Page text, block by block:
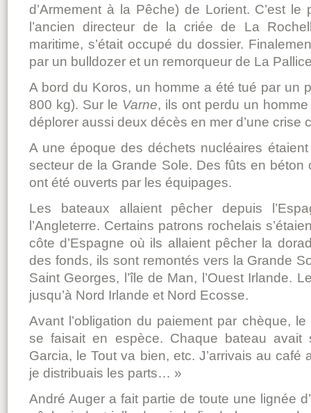
d’Armement à la Pêche) de Lorient. C’est
l’ancien directeur de la criée de La
maritime, s’était occupé du dossier.
par un bulldozer et un remorqueur de La
A bord du Koros, un homme a été tué par un
800 kg). Sur le Varne, ils ont perdu un
déplorer aussi deux décès en mer d’une crise
A une époque des déchets nucléaires
secteur de la Grande Sole. Des fûts en béton
ont été ouverts par les équipages.
Les bateaux allaient pêcher depuis
l’Angleterre. Certains patrons rochelais
côte d’Espagne où ils allaient pêcher la
des fonds, ils sont remontés vers la Grande
Saint Georges, l’île de Man, l’Ouest Irlande.
jusqu’à Nord Irlande et Nord Ecosse.
Avant l’obligation du paiement par chèque,
se faisait en espèce. Chaque bateau avait
Garcia, le Tout va bien, etc. J’arrivais au café
je distribuais les parts… »
André Auger a fait partie de toute une lignée